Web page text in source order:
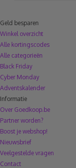
Geld besparen
Winkel overzicht
Alle kortingscodes
Alle categorieën
Black Friday
Cyber Monday
Adventskalender
Informatie
Over Goedkoop.be
Partner worden?
Boost je webshop!
Nieuwsbrief
Veelgestelde vragen
Contact